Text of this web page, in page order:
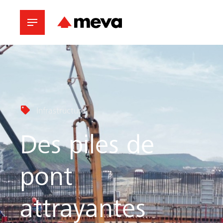
Infrastructure
Des piles de
pont
attrayantes